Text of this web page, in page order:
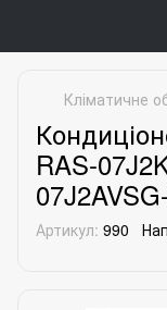
Кліматичне
RAS-
Артикул: 990